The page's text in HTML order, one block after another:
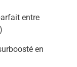
entre
en